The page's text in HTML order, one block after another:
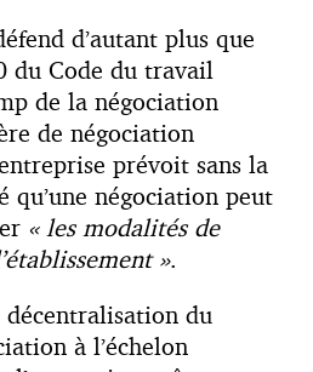
d’autant plus que
du Code du travail
de la négociation
de négociation
prévoit sans la
qu’une négociation peut
« les modalités de
».
du
à l’échelon